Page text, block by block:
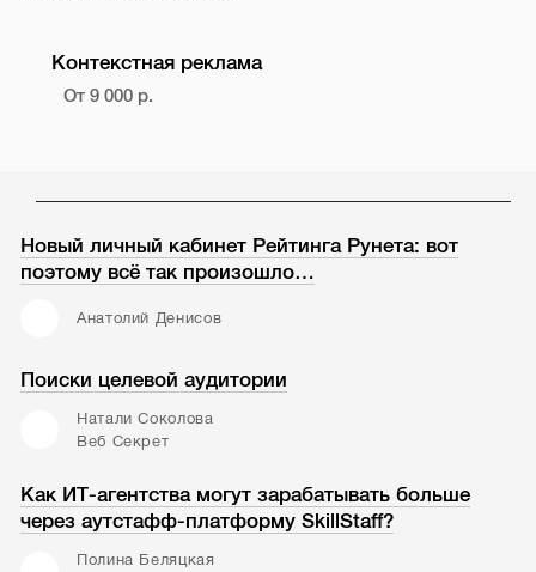
Контекстная реклама
От 9 000 р.
Новый личный кабинет Рейтинга Рунета: вот
поэтому всё так произошло…
Анатолий Денисов
Поиски целевой аудитории
Натали Соколова
Веб Секрет
Как ИТ-агентства могут зарабатывать больше
через аутстафф-платформу SkillStaff?
Полина Беляцкая